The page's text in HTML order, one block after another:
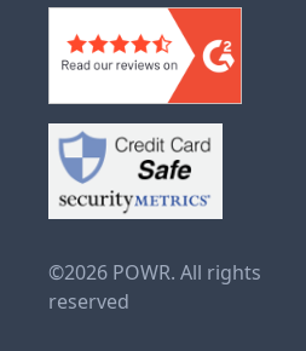
©2026 POWR. All rights
reserved